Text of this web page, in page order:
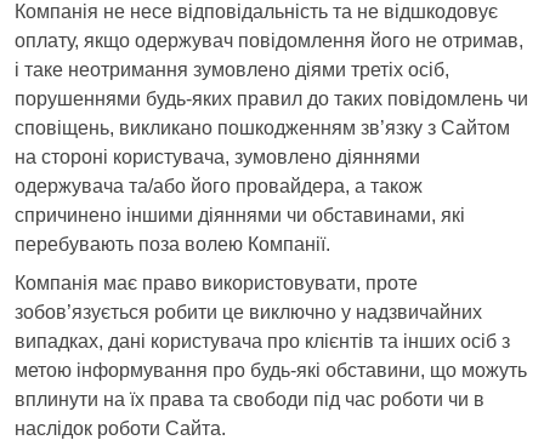
Компанія не несе відповідальність та не відшкодовує
оплату, якщо одержувач повідомлення його не отримав,
і таке неотримання зумовлено діями третіх осіб,
порушеннями будь-яких правил до таких повідомлень чи
сповіщень, викликано пошкодженням зв’язку з Сайтом
на стороні користувача, зумовлено діяннями
одержувача та/або його провайдера, а також
спричинено іншими діяннями чи обставинами, які
перебувають поза волею Компанії.
Компанія має право використовувати, проте
зобов’язується робити це виключно у надзвичайних
випадках, дані користувача про клієнтів та інших осіб з
метою інформування про будь-які обставини, що можуть
вплинути на їх права та свободи під час роботи чи в
наслідок роботи Сайта.